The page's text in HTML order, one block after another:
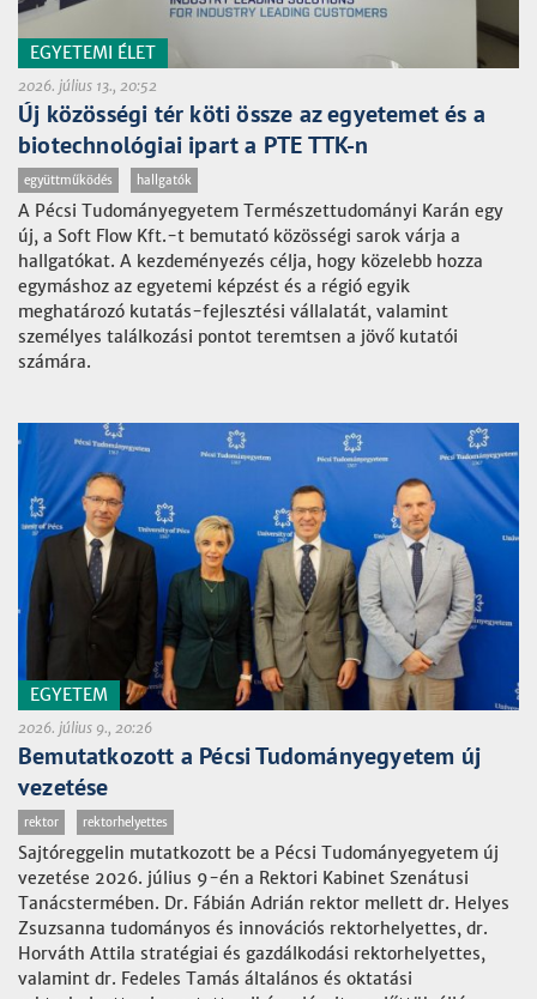
EGYETEMI ÉLET
2026. július 13., 20:52
Új közösségi tér köti össze az egyetemet és a
biotechnológiai ipart a PTE TTK-n
együttműködés hallgatók
A Pécsi Tudományegyetem Természettudományi Karán egy
új, a Soft Flow Kft.-t bemutató közösségi sarok várja a
hallgatókat. A kezdeményezés célja, hogy közelebb hozza
egymáshoz az egyetemi képzést és a régió egyik
meghatározó kutatás-fejlesztési vállalatát, valamint
személyes találkozási pontot teremtsen a jövő kutatói
számára.
EGYETEM
2026. július 9., 20:26
Bemutatkozott a Pécsi Tudományegyetem új
vezetése
rektor rektorhelyettes
Sajtóreggelin mutatkozott be a Pécsi Tudományegyetem új
vezetése 2026. július 9-én a Rektori Kabinet Szenátusi
Tanácstermében. Dr. Fábián Adrián rektor mellett dr. Helyes
Zsuzsanna tudományos és innovációs rektorhelyettes, dr.
Horváth Attila stratégiai és gazdálkodási rektorhelyettes,
valamint dr. Fedeles Tamás általános és oktatási